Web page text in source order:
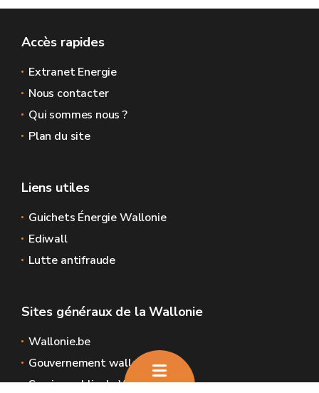
Accès rapides
Extranet Energie
Nous contacter
Qui sommes nous ?
Plan du site
Liens utiles
Guichets Énergie Wallonie
Ediwall
Lutte antifraude
Sites généraux de la Wallonie
Wallonie.be
Gouvernement wallon
Service public de Wallonie